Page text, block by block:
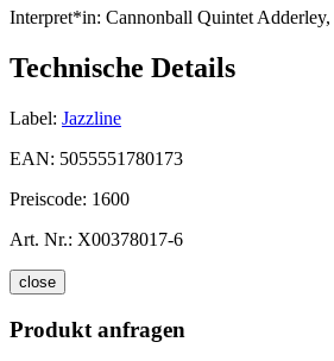
Interpret*in: Cannonball Quintet
Technische Details
Label: Jazzline
EAN: 5055551780173
Preiscode: 1600
Art. Nr.: X00378017-6
close
Produkt anfragen